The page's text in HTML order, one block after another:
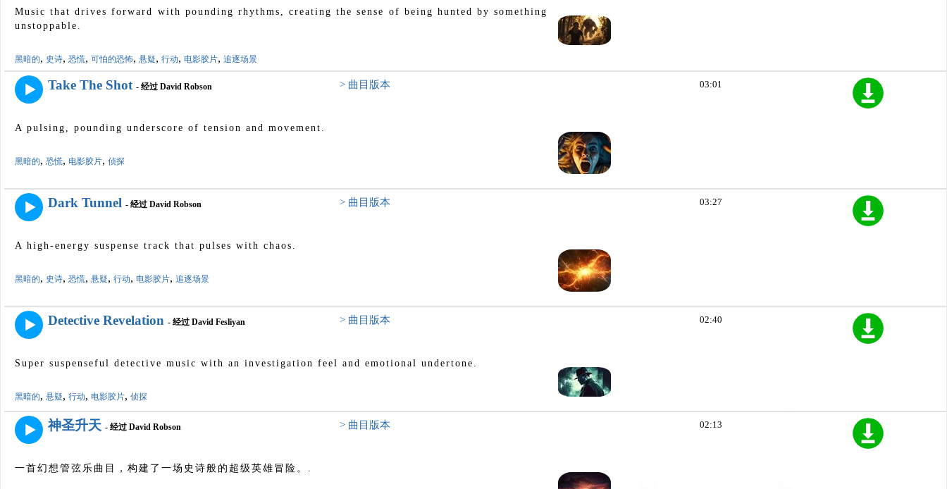
Music that drives forward with pounding rhythms, creating the sense of being hunted by something
unstoppable.
黑暗的, 史诗, 恐慌, 可怕的恐怖, 悬疑, 行动, 电影胶片, 追逐场景
Take The Shot - 经过 David Robson > 曲目版本
A pulsing, pounding underscore of tension and movement.
黑暗的, 恐慌, 电影胶片, 侦探
03:01
Dark Tunnel - 经过 David Robson > 曲目版本
A high-energy suspense track that pulses with chaos.
黑暗的, 史诗, 恐慌, 悬疑, 行动, 电影胶片, 追逐场景
03:27
Detective Revelation - 经过 David Fesliyan > 曲目版本
Super suspenseful detective music with an investigation feel and emotional undertone.
黑暗的, 悬疑, 行动, 电影胶片, 侦探
02:40
神圣升天 - 经过 David Robson > 曲目版本
一首幻想管弦乐曲目，构建了一场史诗般的超级英雄冒险。.
02:13